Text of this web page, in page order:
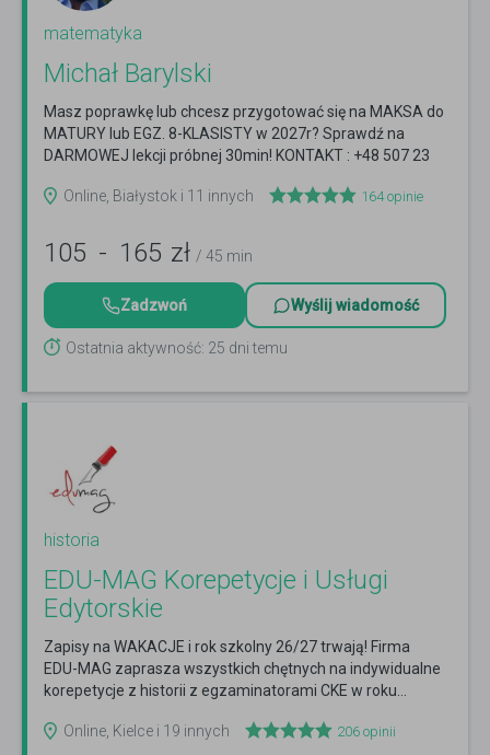
matematyka
Michał Barylski
Masz poprawkę lub chcesz przygotować się na MAKSA do
MATURY lub EGZ. 8-KLASISTY w 2027r? Sprawdź na
DARMOWEJ lekcji próbnej 30min! KONTAKT : +48 507 23
Online, Białystok i 11 innych
164opinie
105 - 165 zł / 45 min
Zadzwoń Wyślij wiadomość
Ostatnia aktywność: 25 dni temu
historia
EDU-MAG Korepetycje i Usługi
Edytorskie
Zapisy na WAKACJE i rok szkolny 26/27 trwają! Firma
EDU-MAG zaprasza wszystkich chętnych na indywidualne
korepetycje z historii z egzaminatorami CKE w roku...
Online, Kielce i 19 innych
206 opinii